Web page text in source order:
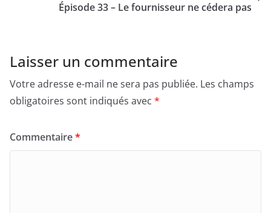
Épisode 33 – Le fournisseur ne cédera pas
Laisser un commentaire
Votre adresse e-mail ne sera pas publiée. Les champs
obligatoires sont indiqués avec *
Commentaire*